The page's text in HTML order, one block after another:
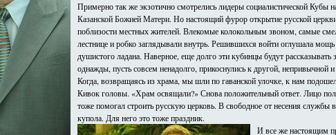
Примерно так же экзотично смотрелись лидеры социалистической Кубы
Казанской Божией Матери. Но настоящий фурор открытие русской
поблизости местных жителей. Влекомые колокольным звоном, самые
лестнице и робко заглядывали внутрь. Решившихся войти оглушала
душистого ладана. Наверное, еще долго эти кубинцы будут
однажды, пусть совсем ненадолго, прикоснулись к другой, непривычной
Когда, возвращаясь из храма, мы шли по гаванской улочке, к нам
Кивок головы. «Храм освящали?» Снова положительный ответ. Лицо
тоже помогал строить русскую церковь. В свободное от несения службы
купола. Для него это тоже праздник.
И все же настоящим